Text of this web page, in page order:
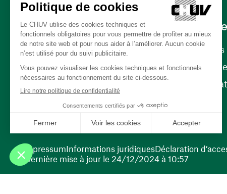
(ouvre une nouvelle fenêtre)
(ouvre une nouvelle fenêtre)
Carrière
Nos
Bénévolat
Dernière mise à jour le 24/12/2024 à 10:57
ImpressumInformations juridiquesDéclaration